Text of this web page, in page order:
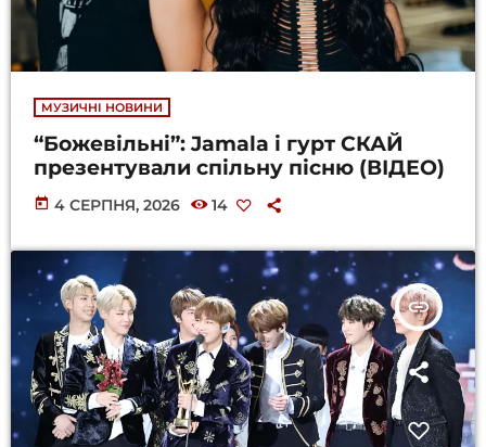
МУЗИЧНІ НОВИНИ
“Божевільні”: Jamala і гурт СКАЙ
презентували спільну пісню (ВІДЕО)
today 4 СЕРПНЯ, 2026 14
insert_link